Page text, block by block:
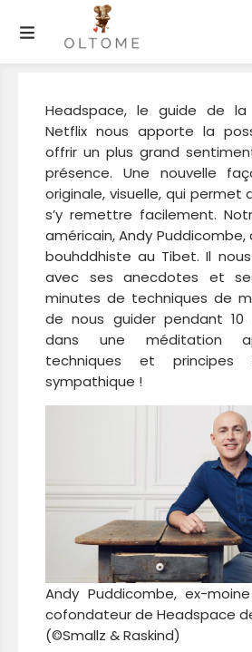
Headspace, méditer
Headspace, le guide de
Netflix nous apporte la
offrir un plus grand
présence. Une nouvelle
originale, visuelle, qui permet
s’y remettre facilement.
américain, Andy
bouhddhiste au Tibet. Il
avec ses anecdotes et
minutes de techniques de
de nous guider pendant 10
dans une méditation
techniques et
sympathique !
Andy Puddicombe, ex-
cofondateur de Headspace
(©Smallz & Raskind)